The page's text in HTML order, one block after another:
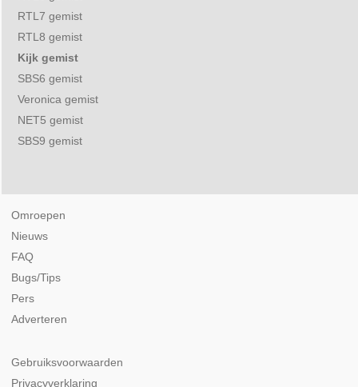
RTL7 gemist
RTL8 gemist
Kijk gemist
SBS6 gemist
Veronica gemist
NET5 gemist
SBS9 gemist
Omroepen
Nieuws
FAQ
Bugs/Tips
Pers
Adverteren
Gebruiksvoorwaarden
Privacyverklaring